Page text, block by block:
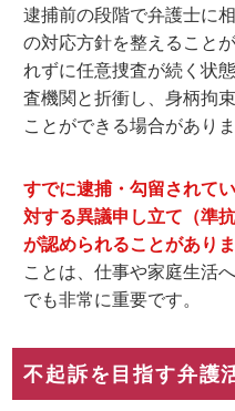
逮捕前の段階で弁護士に
の対応方針を整えること
れずに任意捜査が続く状
査機関と折衝し、身柄拘
ことができる場合がありま
すでに逮捕・勾留されて
対する異議申し立て（準
が認められることがあり
ことは、仕事や家庭生活
でも非常に重要です。
不起訴を目指す弁護